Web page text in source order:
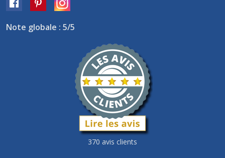
Note globale : 5/5
370 avis clients